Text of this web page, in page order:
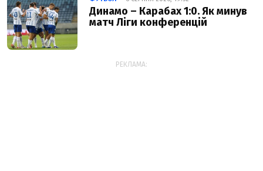
Динамо – Карабах 1:0. Як минув
матч Ліги конференцій
РЕКЛАМА: